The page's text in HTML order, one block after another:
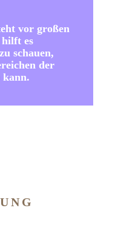
vor großen
es
schauen,
der
kann.